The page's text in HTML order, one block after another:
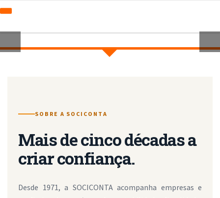
Assessoria Fiscal
Consultoria Empresarial
Notícias
Pedido de Proposta
Candidaturas
SOBRE A SOCICONTA
Mais de cinco décadas a
criar confiança.
Desde 1971, a SOCICONTA acompanha empresas e